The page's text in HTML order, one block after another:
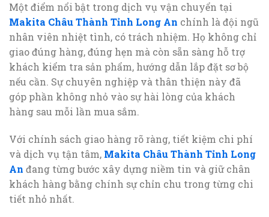
Một điểm nổi bật trong dịch vụ vận chuyển tại
Makita Châu Thành Tỉnh Long An chính là đội ngũ
nhân viên nhiệt tình, có trách nhiệm. Họ không chỉ
giao đúng hàng, đúng hẹn mà còn sẵn sàng hỗ trợ
khách kiểm tra sản phẩm, hướng dẫn lắp đặt sơ bộ
nếu cần. Sự chuyên nghiệp và thân thiện này đã
góp phần không nhỏ vào sự hài lòng của khách
hàng sau mỗi lần mua sắm.
Với chính sách giao hàng rõ ràng, tiết kiệm chi phí
và dịch vụ tận tâm, Makita Châu Thành Tỉnh Long
An đang từng bước xây dựng niềm tin và giữ chân
khách hàng bằng chính sự chỉn chu trong từng chi
tiết nhỏ nhất.